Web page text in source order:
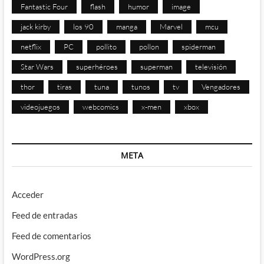
Fantastic Four flash humor image
jack kirby los 90 manga Marvel mcu
netflix PC pollito pollon spiderman
Star Wars superhéroes superman televisión
thor tiras tuna tunos tv Vengadores
videojuegos webcomics x-men xbox
META
Acceder
Feed de entradas
Feed de comentarios
WordPress.org